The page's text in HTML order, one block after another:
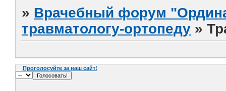
» Врачебный форум
травматологу-ортопеду »
Проголосуйте за наш сайт!